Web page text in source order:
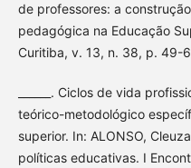
de professores: a
pedagógica na Educação
Curitiba, v. 13, n. 38, p. 49-
______. Ciclos de vida
teórico-metodológico
superior. In: ALONSO,
políticas educativas. I